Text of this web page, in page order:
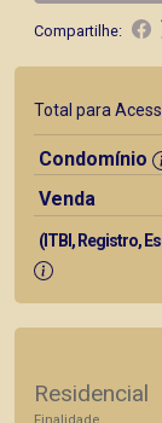
Compartilhe:
Total para
Condomínio
Venda
(ITBI, Registro,
Residencial
Finalidade